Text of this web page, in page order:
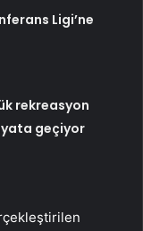
Ligi’ne
rekreasyon
geçiyor